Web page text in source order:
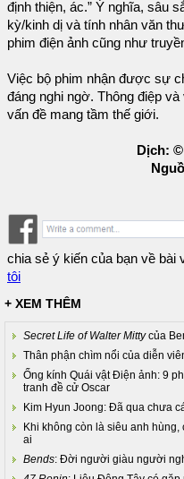
định thiện, ác.” Ý nghĩa, sâu
kỳ/kinh dị và tính nhân văn
phim điện ảnh cũng như
Việc bộ phim nhận được sự
đáng nghi ngờ. Thông điệp
vấn đề mang tầm thế giới.
Dịch:
chia sẻ ý kiến của bạn về bài
tôi
+ XEM THÊM
Secret Life of Walter Mittycủa
Thân phận chìm nổi của diễn
Ống kính Quái vật Điện ảnh: 9
tranh đề cử Oscar
Kim Hyun Joong: Đã qua chưa
Khi không còn là siêu anh
ai
Bends: Đời người giàu người